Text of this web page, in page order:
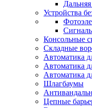
Устройства
Консольные
Складные
Автоматика
Автоматика
Автоматика
Шлагбаумы
Цепные